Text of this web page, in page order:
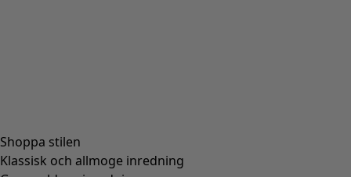
Shoppa stilen
Klassisk och allmoge inredning